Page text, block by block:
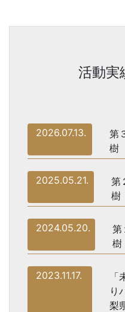
活動実
2026.07.13.
第
樹
2025.05.21.
第
樹
2024.05.20.
第
樹
2023.11.17.
り
梨